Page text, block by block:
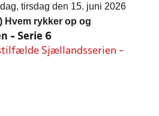
tirsdag den 15. juni 2026
Hvem rykker op og
- Serie 6
Sjællandsserien -